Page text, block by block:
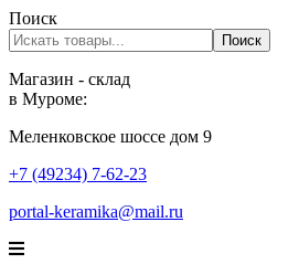
Поиск
Поиск
Магазин - склад
в Муроме:
Меленковское шоссе дом 9
+7 (49234) 7-62-23
portal-keramika@mail.ru